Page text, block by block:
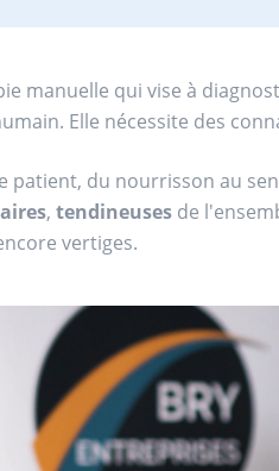
manuelle qui vise à
Elle nécessite des
patient, du nourrisson au
, tendineuses de
vertiges.